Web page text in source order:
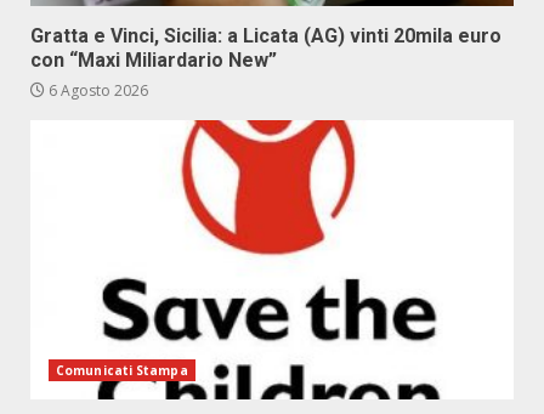
Gratta e Vinci, Sicilia: a Licata (AG) vinti 20mila euro
con “Maxi Miliardario New”
6 Agosto 2026
Comunicati Stampa